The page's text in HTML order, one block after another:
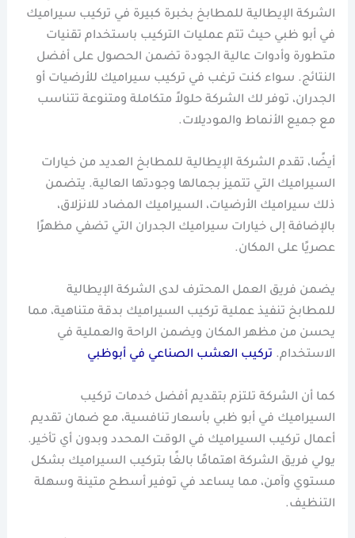
الشركة الإيطالية للمطابخ بخبرة كبيرة في تركيب سيراميك
في أبو ظبي حيث تتم عمليات التركيب باستخدام تقنيات
متطورة وأدوات عالية الجودة تضمن الحصول على أفضل
النتائج. سواء كنت ترغب في تركيب سيراميك للأرضيات أو
الجدران، توفر لك الشركة حلولاً متكاملة ومتنوعة تتناسب
مع جميع الأنماط والموديلات.
أيضًا، تقدم الشركة الإيطالية للمطابخ العديد من خيارات
السيراميك التي تتميز بجمالها وجودتها العالية. يتضمن
ذلك سيراميك الأرضيات، السيراميك المضاد للانزلاق،
بالإضافة إلى خيارات سيراميك الجدران التي تضفي مظهرًا
عصريًا على المكان.
يضمن فريق العمل المحترف لدى الشركة الإيطالية
للمطابخ تنفيذ عملية تركيب السيراميك بدقة متناهية، مما
يحسن من مظهر المكان ويضمن الراحة والعملية في
الاستخدام. تركيب العشب الصناعي في أبوظبي
كما أن الشركة تلتزم بتقديم أفضل خدمات تركيب
السيراميك في أبو ظبي بأسعار تنافسية، مع ضمان تقديم
أعمال تركيب السيراميك في الوقت المحدد وبدون أي تأخير.
يولي فريق الشركة اهتمامًا بالغًا بتركيب السيراميك بشكل
مستوي وآمن، مما يساعد في توفير أسطح متينة وسهلة
التنظيف.